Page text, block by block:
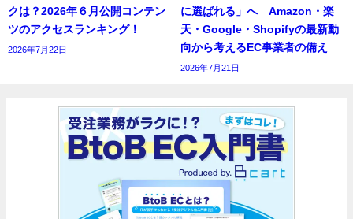
クは？2026年６月公開コンテン
ツのアクセスランキング！
2026年7月22日
に選ばれる」へ Amazon・楽
天・Google・Shopifyの最新動
向から考えるEC事業者の備え
2026年7月21日